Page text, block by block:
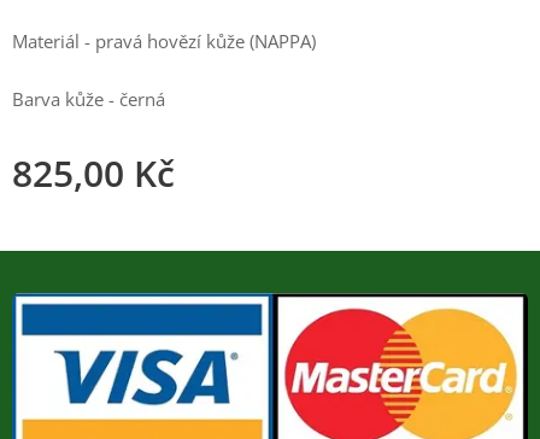
Materiál - pravá hovězí kůže (NAPPA)
Barva kůže - černá
825,00 Kč